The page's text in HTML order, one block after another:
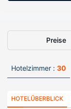
Preise
Hotelzimmer : 30
HOTELÜBERBLICK